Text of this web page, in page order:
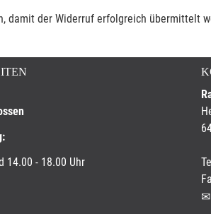
damit der Widerruf erfolgreich übermittelt
14.00 - 18.00 Uhr